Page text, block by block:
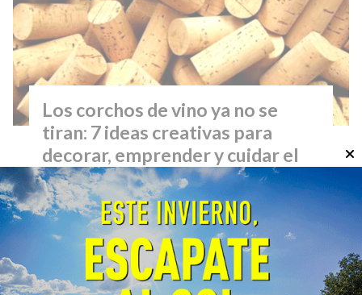
Los corchos de vino ya no se
tiran: 7 ideas creativas para
decorar, emprender y cuidar el
planeta
EcoObjetivo
Curiosidades
17/05/2026
Reciclar corchos es tendencia: desde llaveros
hasta macetas imantadas, te mostramos
cómo convertirlos en objetos útiles y
decorativos.